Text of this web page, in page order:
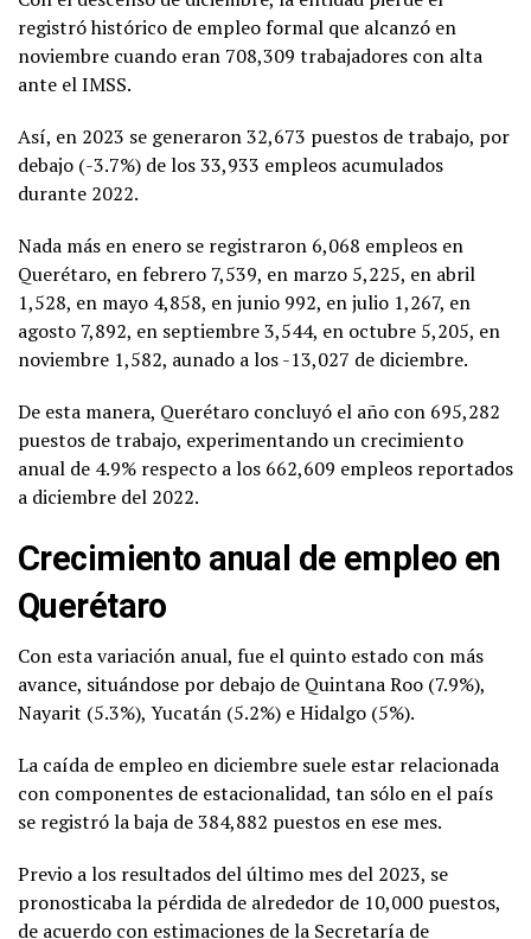
registró histórico de empleo formal que alcanzó en
noviembre cuando eran 708,309 trabajadores con alta
ante el IMSS.
Así, en 2023 se generaron 32,673 puestos de trabajo, por
debajo (-3.7%) de los 33,933 empleos acumulados
durante 2022.
Nada más en enero se registraron 6,068 empleos en
Querétaro, en febrero 7,539, en marzo 5,225, en abril
1,528, en mayo 4,858, en junio 992, en julio 1,267, en
agosto 7,892, en septiembre 3,544, en octubre 5,205, en
noviembre 1,582, aunado a los -13,027 de diciembre.
De esta manera, Querétaro concluyó el año con 695,282
puestos de trabajo, experimentando un crecimiento
anual de 4.9% respecto a los 662,609 empleos reportados
a diciembre del 2022.
Crecimiento anual de empleo en
Querétaro
Con esta variación anual, fue el quinto estado con más
avance, situándose por debajo de Quintana Roo (7.9%),
Nayarit (5.3%), Yucatán (5.2%) e Hidalgo (5%).
La caída de empleo en diciembre suele estar relacionada
con componentes de estacionalidad, tan sólo en el país
se registró la baja de 384,882 puestos en ese mes.
Previo a los resultados del último mes del 2023, se
pronosticaba la pérdida de alrededor de 10,000 puestos,
de acuerdo con estimaciones de la Secretaría de